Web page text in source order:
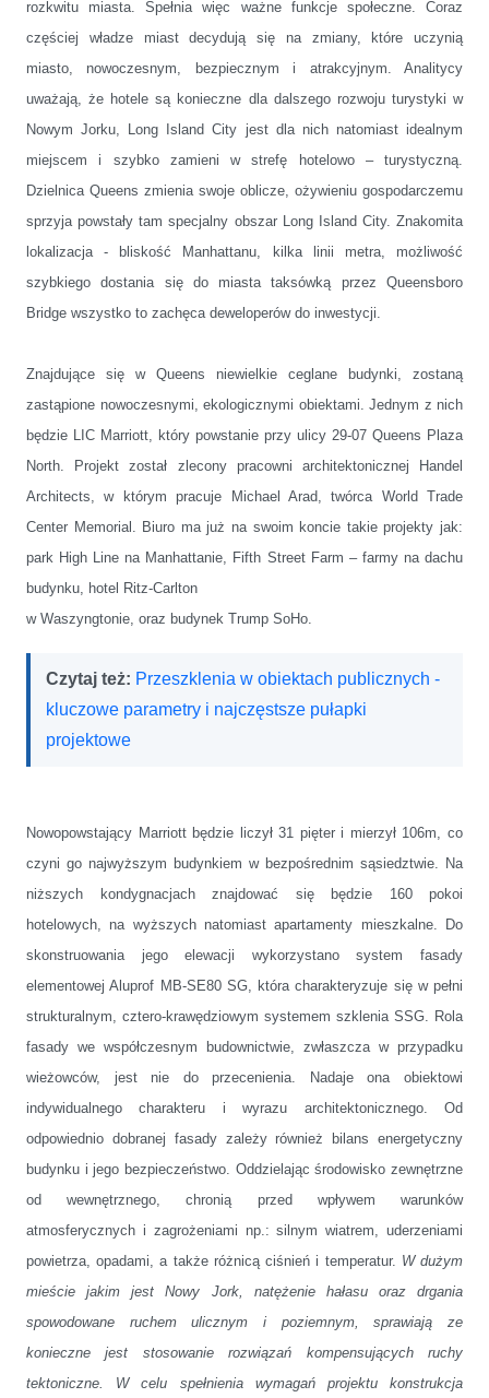
rozkwitu miasta. Spełnia więc ważne funkcje społeczne. Coraz
częściej władze miast decydują się na zmiany, które uczynią
miasto, nowoczesnym, bezpiecznym i atrakcyjnym. Analitycy
uważają, że hotele są konieczne dla dalszego rozwoju turystyki w
Nowym Jorku, Long Island City jest dla nich natomiast idealnym
miejscem i szybko zamieni w strefę hotelowo – turystyczną.
Dzielnica Queens zmienia swoje oblicze, ożywieniu gospodarczemu
sprzyja powstały tam specjalny obszar Long Island City. Znakomita
lokalizacja - bliskość Manhattanu, kilka linii metra, możliwość
szybkiego dostania się do miasta taksówką przez Queensboro
Bridge wszystko to zachęca deweloperów do inwestycji.
Znajdujące się w Queens niewielkie ceglane budynki, zostaną
zastąpione nowoczesnymi, ekologicznymi obiektami. Jednym z nich
będzie LIC Marriott, który powstanie przy ulicy 29-07 Queens Plaza
North. Projekt został zlecony pracowni architektonicznej Handel
Architects, w którym pracuje Michael Arad, twórca World Trade
Center Memorial. Biuro ma już na swoim koncie takie projekty jak:
park High Line na Manhattanie, Fifth Street Farm – farmy na dachu
budynku, hotel Ritz-Carlton
w Waszyngtonie, oraz budynek Trump SoHo.
Czytaj też: Przeszklenia w obiektach publicznych -
kluczowe parametry i najczęstsze pułapki
projektowe
Nowopowstający Marriott będzie liczył 31 pięter i mierzył 106m, co
czyni go najwyższym budynkiem w bezpośrednim sąsiedztwie. Na
niższych kondygnacjach znajdować się będzie 160 pokoi
hotelowych, na wyższych natomiast apartamenty mieszkalne. Do
skonstruowania jego elewacji wykorzystano system fasady
elementowej Aluprof MB-SE80 SG, która charakteryzuje się w pełni
strukturalnym, cztero-krawędziowym systemem szklenia SSG. Rola
fasady we współczesnym budownictwie, zwłaszcza w przypadku
wieżowców, jest nie do przecenienia. Nadaje ona obiektowi
indywidualnego charakteru i wyrazu architektonicznego. Od
odpowiednio dobranej fasady zależy również bilans energetyczny
budynku i jego bezpieczeństwo. Oddzielając środowisko zewnętrzne
od wewnętrznego, chronią przed wpływem warunków
atmosferycznych i zagrożeniami np.: silnym wiatrem, uderzeniami
powietrza, opadami, a także różnicą ciśnień i temperatur. W dużym
mieście jakim jest Nowy Jork, natężenie hałasu oraz drgania
spowodowane ruchem ulicznym i poziemnym, sprawiają ze
konieczne jest stosowanie rozwiązań kompensujących ruchy
tektoniczne. W celu spełnienia wymagań projektu konstrukcja